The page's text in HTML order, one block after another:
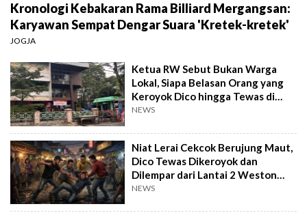
Kronologi Kebakaran Rama Billiard Mergangsan:
Karyawan Sempat Dengar Suara 'Kretek-kretek'
JOGJA
Ketua RW Sebut Bukan Warga
Lokal, Siapa Belasan Orang yang
Keroyok Dico hingga Tewas di
Grogol?
NEWS
Niat Lerai Cekcok Berujung Maut,
Dico Tewas Dikeroyok dan
Dilempar dari Lantai 2 Weston
Billiard
NEWS